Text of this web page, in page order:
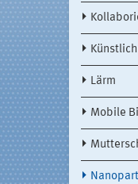
Lärm
Mobile